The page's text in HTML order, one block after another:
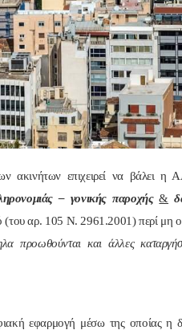
ακινήτων επιχειρεί να βάλει
– γονικής παροχής &
(του αρ. 105 Ν. 2961.2001) περί μη
προωθούνται και άλλες
εφαρμογή μέσω της οποίας
Nik
πριν από
Άψογη στη
λόγια άριστη
το χαμόγελο.Την
ΣΥΣΤΗΝΩ